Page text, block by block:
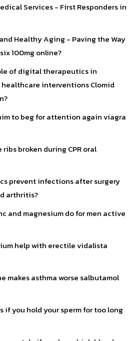
Services - First Responders in
Healthy Aging - Paving the Way
100mg online?
of digital therapeutics in
interventions Clomid
to beg for attention again viagra
ribs broken during CPR oral
prevent infections after surgery
arthritis?
and magnesium do for men active
help with erectile vidalista
makes asthma worse salbutamol
if you hold your sperm for too long